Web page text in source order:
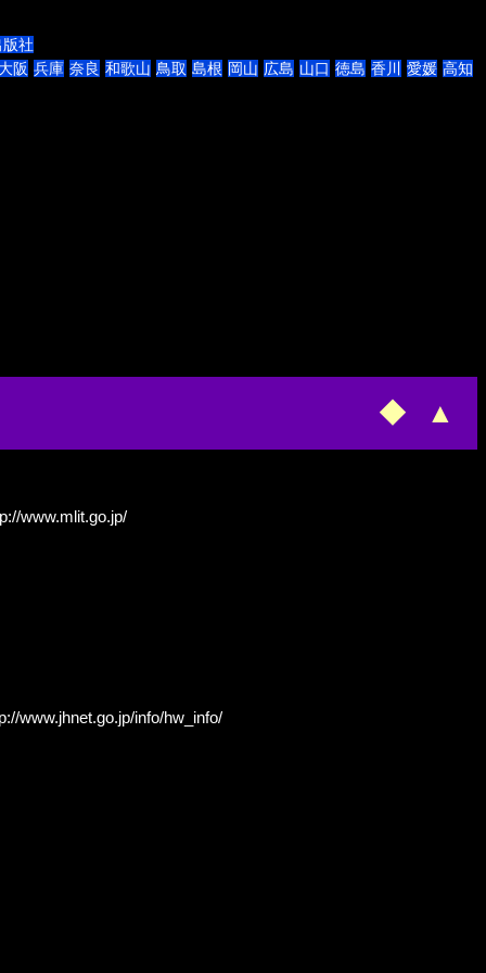
社
大阪 兵庫 奈良 和歌山 鳥取 島根 岡山 広島 山口 徳島 香川 愛媛 高知
◆ ▲
www.mlit.go.jp/
www.jhnet.go.jp/info/hw_info/